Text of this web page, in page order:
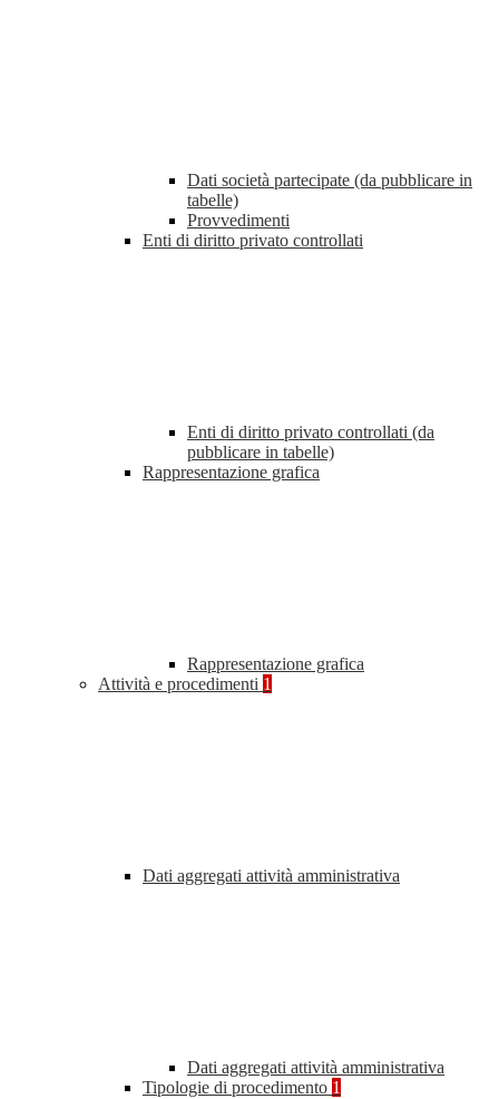
Dati società partecipate (da pubblicare in
tabelle)
Provvedimenti
Enti di diritto privato controllati
Enti di diritto privato controllati (da
pubblicare in tabelle)
Rappresentazione grafica
Rappresentazione grafica
Attività e procedimenti 1
Dati aggregati attività amministrativa
Dati aggregati attività amministrativa
Tipologie di procedimento 1